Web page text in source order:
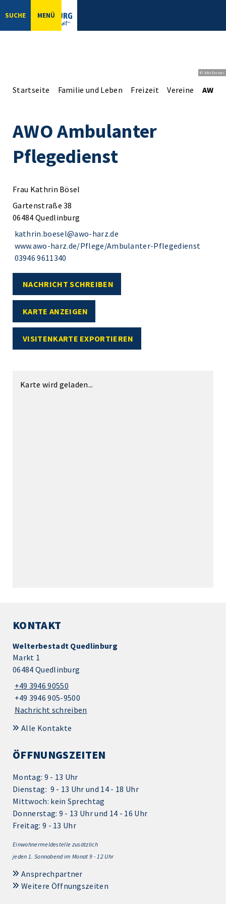
SUCHE MENÜ
© bbsferrari
Startseite Familie und Leben Freizeit Vereine AWO
AWO Ambulanter
Pflegedienst
Frau Kathrin Bösel
Gartenstraße 38
06484 Quedlinburg
kathrin.boesel@awo-harz.de
www.awo-harz.de/Pflege/Ambulanter-Pflegedienst
03946 9611340
NACHRICHT SCHREIBEN
KARTE ANZEIGEN
VISITENKARTE EXPORTIEREN
Karte wird geladen...
KONTAKT
Welterbestadt Quedlinburg
Markt 1
06484 Quedlinburg
+49 3946 90550
+49 3946 905-9500
Nachricht schreiben
Alle Kontakte
ÖFFNUNGSZEITEN
Montag: 9 - 13 Uhr
Dienstag: 9 - 13 Uhr und 14 - 18 Uhr
Mittwoch: kein Sprechtag
Donnerstag: 9 - 13 Uhr und 14 - 16 Uhr
Freitag: 9 - 13 Uhr
Einwohnermeldestelle zusätzlich
jeden 1. Sonnabend im Monat 9 - 12 Uhr
Ansprechpartner
Weitere Öffnungszeiten